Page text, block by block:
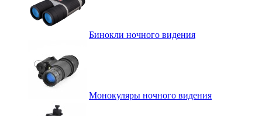
Бинокли ночного видения
Монокуляры ночного видения